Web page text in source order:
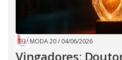
MODA 20/ 04/06/2026
Vingadores: